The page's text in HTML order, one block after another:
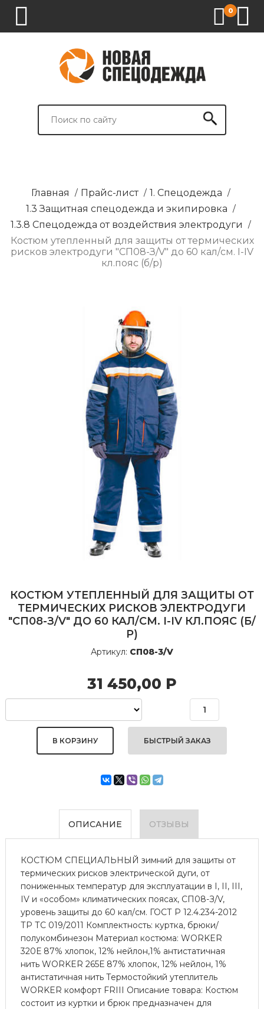
0
СПЕЦОДЕЖДА
СПЕЦОБУВЬ
СРЕДСТВА
ВСПОМОГАТЕЛЬНЫЕ
БРЕНДИРОВАНИЕ
Главная / Прайс-лист / 1. Спецодежда /
1.3 Защитная спецодежда и экипировка /
1.3.8 Спецодежда от воздействия электродуги /
Костюм утепленный для защиты от термических
рисков электродуги "СП08-З/V" до 60 кал/см. I-IV
кл.пояс (б/р)
КОСТЮМ УТЕПЛЕННЫЙ ДЛЯ ЗАЩИТЫ ОТ
ТЕРМИЧЕСКИХ РИСКОВ ЭЛЕКТРОДУГИ
"СП08-З/V" ДО 60 КАЛ/СМ. I-IV КЛ.ПОЯС (Б/
Р)
Артикул: СП08-3/V
31 450,00 Р
БЫСТРЫЙ ЗАКАЗ
ОПИСАНИЕ ОТЗЫВЫ
КОСТЮМ СПЕЦИАЛЬНЫЙ зимний для защиты от
термических рисков электрической дуги, от
пониженных температур для эксплуатации в I, II, III,
IV и «особом» климатических поясах, СП08-З/V,
уровень защиты до 60 кал/см. ГОСТ Р 12.4.234-2012
ТР ТС 019/2011 Комплектность: куртка, брюки/
полукомбинезон Материал костюма: WORKER
320Е 87% хлопок, 12% нейлон,1% антистатичная
нить WORKER 265Е 87% хлопок, 12% нейлон, 1%
антистатичная нить Термостойкий утеплитель
WORKER комфорт FRIII Описание товара: Костюм
состоит из куртки и брюк предназначен для